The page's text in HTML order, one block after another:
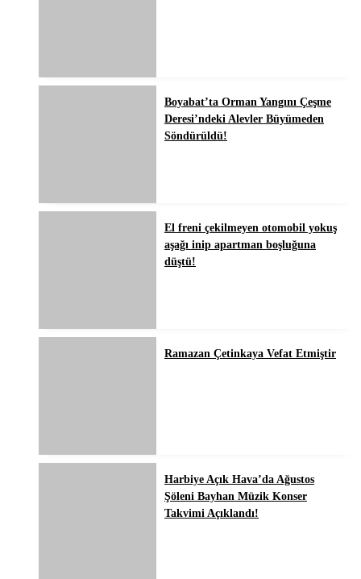
Boyabat’ta Orman Yangını Çeşme
Deresi’ndeki Alevler Büyümeden
Söndürüldü!
El freni çekilmeyen otomobil yokuş
aşağı inip apartman boşluğuna
düştü!
Ramazan Çetinkaya Vefat Etmiştir
Harbiye Açık Hava’da Ağustos
Şöleni Bayhan Müzik Konser
Takvimi Açıklandı!